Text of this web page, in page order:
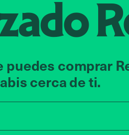
comprar
cerca de ti.
Search by zip code,